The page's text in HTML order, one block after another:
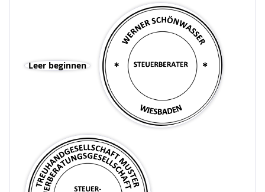
Leer beginnen